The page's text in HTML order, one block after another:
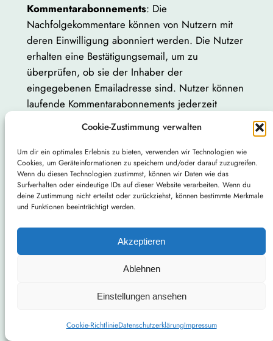
Cookie-Zustimmung verwalten
Um dir ein optimales Erlebnis zu bieten, verwenden wir Technologien wie
Cookies, um Geräteinformationen zu speichern und/oder darauf zuzugreifen.
Wenn du diesen Technologien zustimmst, können wir Daten wie das
Surfverhalten oder eindeutige IDs auf dieser Website verarbeiten. Wenn du
deine Zustimmung nicht erteilst oder zurückziehst, können bestimmte Merkmale
und Funktionen beeinträchtigt werden.
Akzeptieren
Ablehnen
Einstellungen ansehen
Cookie-RichtlinieDatenschutzerklärungImpressum
Kommentarabonnements: Die
Nachfolgekommentare können von Nutzern mit
deren Einwilligung abonniert werden. Die Nutzer
erhalten eine Bestätigungsemail, um zu
überprüfen, ob sie der Inhaber der
eingegebenen Emailadresse sind. Nutzer können
laufende Kommentarabonnements jederzeit
abbestellen. Die Bestätigungsemail wird Hinweise
zu den Widerrufsmöglichkeiten enthalten. Für die
Zwecke des Nachweises der Einwilligung der
Nutzer speichern wir den Anmeldezeitpunkt
nebst der IP-Adresse der Nutzer und löschen
diese Informationen, wenn Nutzer sich von dem
Abonnement abmelden.
Sie können den Empfang unseres Abonnements
jederzeit kündigen, d.h., Ihre Einwilligungen
widerrufen. Wir können die ausgetragenen E-
unserer berechtigten Interessen speichern, bevor
wir sie löschen, um eine ehemals gegebene